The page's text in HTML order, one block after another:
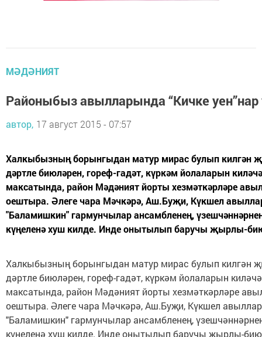
МӘДӘНИЯТ
Районыбыз авылларында “Кичке уен”нар
автор, 17 август 2015 - 07:57
Халкыбызның борынгыдан матур мирас булып килгән
дәртле биюләрен, гореф-гадәт, күркәм йолаларын
максатында, район Мәдәният йорты хезмәткәрләре
оештыра. Әлеге чара Мәчкәрә, Аш.Буҗи, Күкшел
"Баламишкин" гармунчылар ансамбленең,
күңеленә хуш килде. Инде онытылып баручы җырлы-
Халкыбызның борынгыдан матур мирас булып килгән
дәртле биюләрен, гореф-гадәт, күркәм йолаларын
максатында, район Мәдәният йорты хезмәткәрләре
оештыра. Әлеге чара Мәчкәрә, Аш.Буҗи, Күкшел
"Баламишкин" гармунчылар ансамбленең,
күңеленә хуш килде. Инде онытылып баручы җырлы-